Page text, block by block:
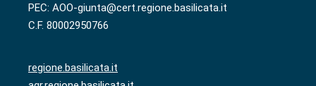
PEC: AOO-giunta@cert.regione.basilicata.it
C.F. 80002950766
regione.basilicata.it